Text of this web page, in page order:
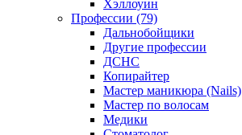
Хэллоуин
Профессии (79)
Дальнобойщики
Другие профессии
ДСНС
Копирайтер
Мастер маникюра (Nails)
Мастер по волосам
Медики